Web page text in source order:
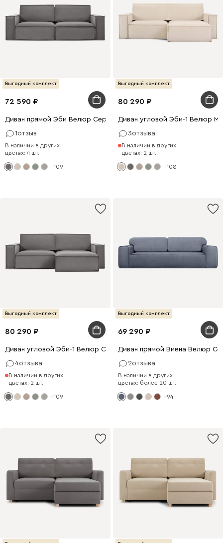
Выгодный комплект
72 590
Диван прямой Эби Велюр Серый
1отзыв
В наличии в других
цветах: 4 шт.
+109
Выгодный комплект
80 290
Диван угловой Эби-1 Велюр
3отзыва
В наличии в других
цветах: 2 шт.
+108
Выгодный комплект
80 290
Диван угловой Эби-1 Велюр Серый
4отзыва
В наличии в других
цветах: 2 шт.
+109
Выгодный комплект
69 290
Диван прямой Виена Велюр
2отзыва
В наличии в других
цветах: более 20 шт.
+94